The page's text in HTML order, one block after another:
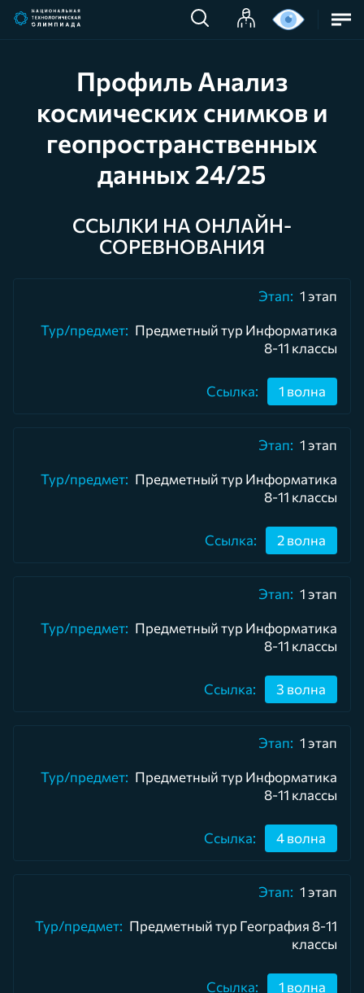
Профиль Анализ
космических снимков и
геопространственных
данных 24/25
ССЫЛКИ НА ОНЛАЙН-
СОРЕВНОВАНИЯ
1 этап
Предметный тур Информатика
8-11 классы
1 волна
1 этап
Предметный тур Информатика
8-11 классы
2 волна
1 этап
Предметный тур Информатика
8-11 классы
3 волна
1 этап
Предметный тур Информатика
8-11 классы
4 волна
1 этап
Предметный тур География 8-11
классы
1 волна